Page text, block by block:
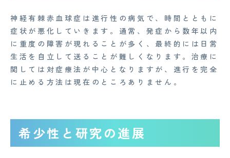
神経有棘赤血球症は進行性の病気で、時間とともに
症状が悪化していきます。通常、発症から数年以内
に重度の障害が現れることが多く、最終的には日常
生活を自立して送ることが難しくなります。治療に
関しては対症療法が中心となりますが、進行を完全
に止める方法は現在のところありません。
希少性と研究の進展